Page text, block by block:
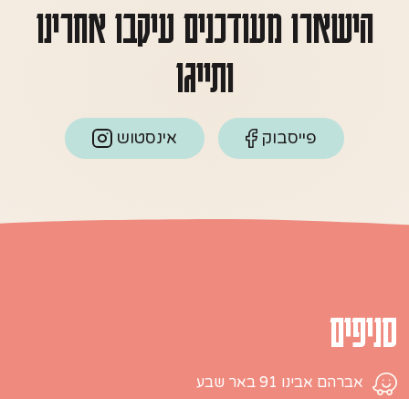
הישארו מעודכנים עיקבו אחרינו
ותייגו
פייסבוק אינסטוש
סניפים
אברהם אבינו 91 באר שבע